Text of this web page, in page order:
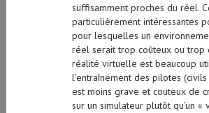
suffisamment proches du réel.
particulièrement intéressantes
pour lesquelles un
réel serait trop coûteux ou trop
réalité virtuelle est beaucoup
l’entraînement des pilotes
est moins grave et couteux de
sur un simulateur plutôt qu’un «